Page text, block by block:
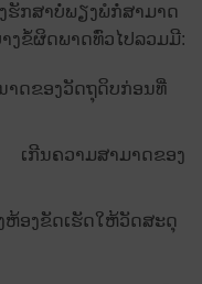
ຮັກສາບໍ່ພຽງພໍກໍ່ສາມາດ
ງຂໍ້ຜິດພາດທົ່ວໄປລວມມີ:
າດຂອງວັດຖຸດິບກ່ອນທີ່
ເກີນຄວາມສາມາດຂອງ
ຫ້ອງຂັດເຮັດໃຫ້ວັດສະດຸ